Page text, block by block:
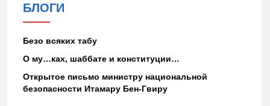
БЛОГИ
Безо всяких табу
О му…ках, шаббате и конституции…
Открытое письмо министру национальной
безопасности Итамару Бен-Гвиру